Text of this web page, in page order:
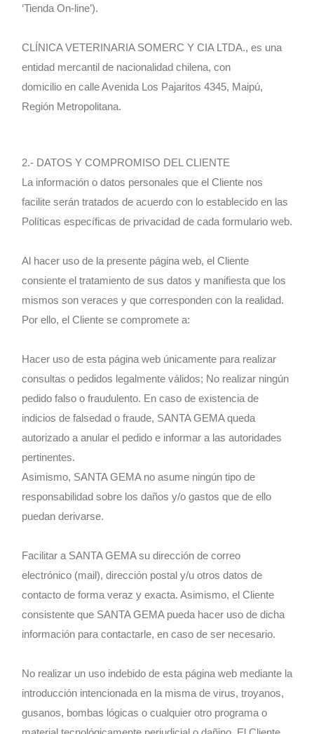
‘Tienda On-line’).
CLÍNICA VETERINARIA SOMERC Y CIA LTDA., es una
entidad mercantil de nacionalidad chilena, con
domicilio en calle Avenida Los Pajaritos 4345, Maipú,
Región Metropolitana.
2.- DATOS Y COMPROMISO DEL CLIENTE
La información o datos personales que el Cliente nos
facilite serán tratados de acuerdo con lo establecido en las
Políticas específicas de privacidad de cada formulario web.
Al hacer uso de la presente página web, el Cliente
consiente el tratamiento de sus datos y manifiesta que los
mismos son veraces y que corresponden con la realidad.
Por ello, el Cliente se compromete a:
Hacer uso de esta página web únicamente para realizar
consultas o pedidos legalmente válidos; No realizar ningún
pedido falso o fraudulento. En caso de existencia de
indicios de falsedad o fraude, SANTA GEMA queda
autorizado a anular el pedido e informar a las autoridades
pertinentes.
Asimismo, SANTA GEMA no asume ningún tipo de
responsabilidad sobre los daños y/o gastos que de ello
puedan derivarse.
Facilitar a SANTA GEMA su dirección de correo
electrónico (mail), dirección postal y/u otros datos de
contacto de forma veraz y exacta. Asimismo, el Cliente
consistente que SANTA GEMA pueda hacer uso de dicha
información para contactarle, en caso de ser necesario.
No realizar un uso indebido de esta página web mediante la
introducción intencionada en la misma de virus, troyanos,
gusanos, bombas lógicas o cualquier otro programa o